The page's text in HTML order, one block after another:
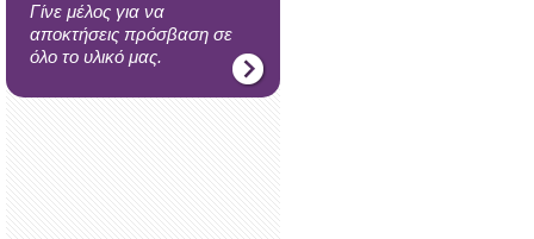
Γίνε μέλος για να
αποκτήσεις πρόσβαση σε
όλο το υλικό μας.